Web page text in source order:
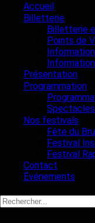
Accueil
Billetterie
Billetterie
Points de
Présentation
Programmation
Nos festivals
Fête du
Festival
Festival
Contact
Événements